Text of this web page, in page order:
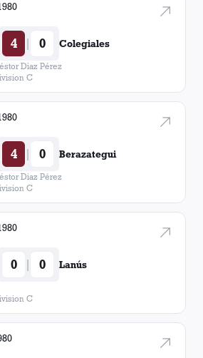
4 | 0 Colegiales
Diaz Pérez
C
4 | 0 Berazategui
Diaz Pérez
C
0 | 0 Lanús
C